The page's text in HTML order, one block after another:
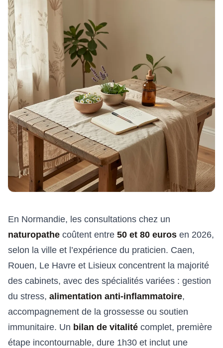
En Normandie, les consultations chez un
naturopathe coûtent entre 50 et 80 euros en 2026,
selon la ville et l’expérience du praticien. Caen,
Rouen, Le Havre et Lisieux concentrent la majorité
des cabinets, avec des spécialités variées : gestion
du stress, alimentation anti-inflammatoire,
accompagnement de la grossesse ou soutien
immunitaire. Un bilan de vitalité complet, première
étape incontournable, dure 1h30 et inclut une